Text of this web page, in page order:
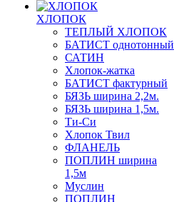
ХЛОПОК
ТЕПЛЫЙ ХЛОПОК
БАТИСТ однотонный
САТИН
Хлопок-жатка
БАТИСТ фактурный
БЯЗЬ ширина 2,2м.
БЯЗЬ ширина 1,5м.
Ти-Си
Хлопок Твил
ФЛАНЕЛЬ
ПОПЛИН ширина
1,5м
Муслин
ПОПЛИН